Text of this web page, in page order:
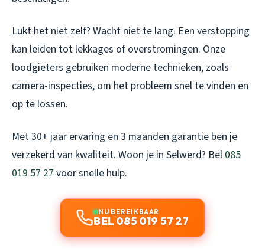
Lukt het niet zelf? Wacht niet te lang. Een verstopping
kan leiden tot lekkages of overstromingen. Onze
loodgieters gebruiken moderne technieken, zoals
camera-inspecties, om het probleem snel te vinden en
op te lossen.
Met 30+ jaar ervaring en 3 maanden garantie ben je
verzekerd van kwaliteit. Woon je in Selwerd? Bel 085
019 57 27 voor snelle hulp.
NU BEREIKBAAR
BEL 085 019 57 27